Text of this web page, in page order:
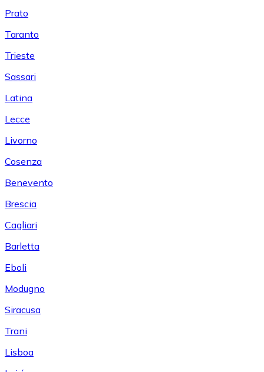
Prato
Taranto
Trieste
Sassari
Latina
Lecce
Livorno
Cosenza
Benevento
Brescia
Cagliari
Barletta
Eboli
Modugno
Siracusa
Trani
Lisboa